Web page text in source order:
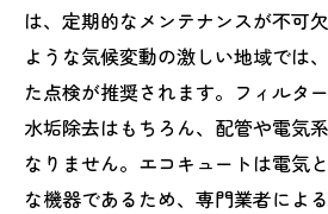
は、定期的なメンテナンスが不可
ような気候変動の激しい地域では
た点検が推奨されます。フィルタ
水垢除去はもちろん、配管や電気
なりません。エコキュートは電気
な機器であるため、専門業者によ